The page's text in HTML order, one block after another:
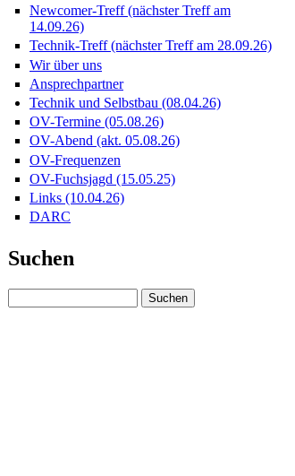
Newcomer-Treff (nächster Treff am
14.09.26)
Technik-Treff (nächster Treff am 28.09.26)
Wir über uns
Ansprechpartner
Technik und Selbstbau (08.04.26)
OV-Termine (05.08.26)
OV-Abend (akt. 05.08.26)
OV-Frequenzen
OV-Fuchsjagd (15.05.25)
Links (10.04.26)
DARC
Suchen